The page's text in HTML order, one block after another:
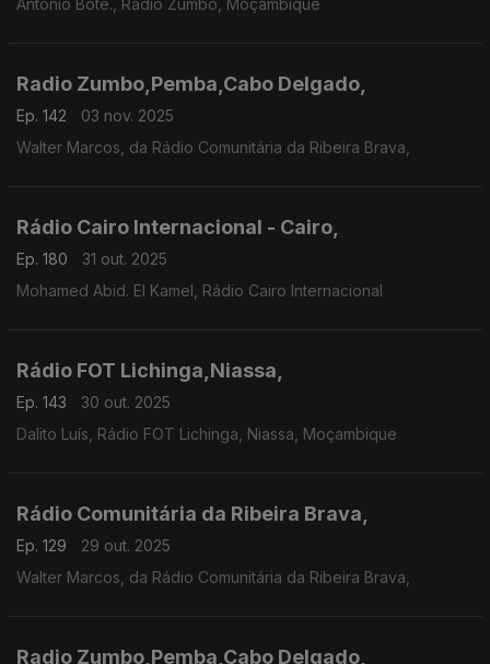
António Bote., Rádio Zumbo, Moçambique
Radio Zumbo,Pemba,Cabo Delgado,
Ep. 142
03 nov. 2025
Walter Marcos, da Rádio Comunitária da Ribeira Brava,
Rádio Cairo Internacional - Cairo,
Ep. 180
31 out. 2025
Mohamed Abid. El Kamel, Rádio Cairo Internacional
Rádio FOT Lichinga,Niassa,
Ep. 143
30 out. 2025
Dalito Luís, Rádio FOT Lichinga, Niassa, Moçambique
Rádio Comunitária da Ribeira Brava,
Ep. 129
29 out. 2025
Walter Marcos, da Rádio Comunitária da Ribeira Brava,
Radio Zumbo,Pemba,Cabo Delgado,